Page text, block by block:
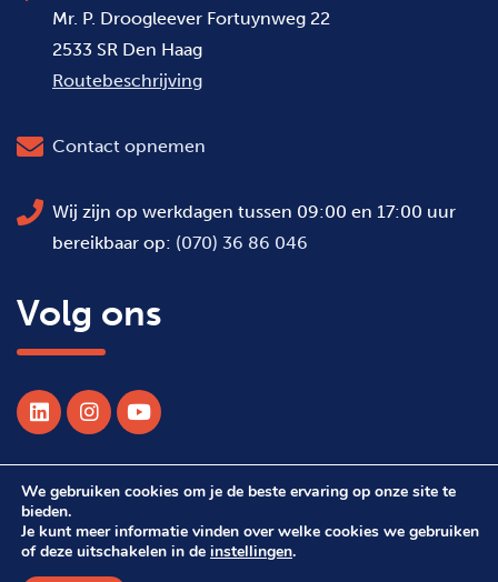
Mr. P. Droogleever Fortuynweg 22
2533 SR Den Haag
Routebeschrijving
Contact opnemen
Wij zijn op werkdagen tussen 09:00 en 17:00 uur
bereikbaar op: (070) 36 86 046
Volg ons
© 2026 Alle rechten voorbehouden WSDH
We gebruiken cookies om je de beste ervaring op onze site te
bieden.
Je kunt meer informatie vinden over welke cookies we gebruiken
of deze uitschakelen in de instellingen.